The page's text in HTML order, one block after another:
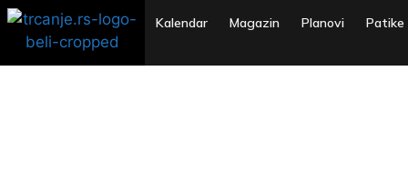
Kalendar Magazin Planovi Patike